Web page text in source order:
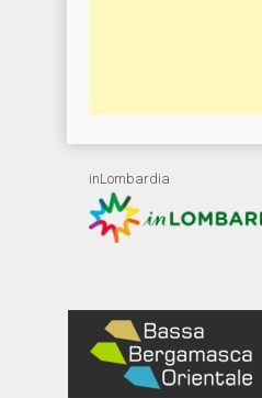
inLombardia